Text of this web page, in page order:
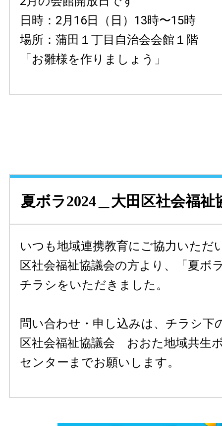
日時：2月16日（日）13時〜15時
場所：蒲田１丁目自治会会館１階
「お雛様を作りましょう」
夏ボラ2024＿大田区社会福祉
いつも地域連携教育にご協力いただ
区社会福祉協議会の方より、「夏ボ
チラシをいただきました。
問い合わせ・申し込みは、チラシ下
区社会福祉協議会 おおた地域共生
センターまでお願いします。